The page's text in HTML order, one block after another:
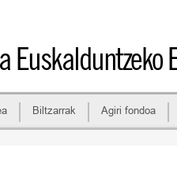
Euskalduntzeko
Biltzarrak Agiri fondoa